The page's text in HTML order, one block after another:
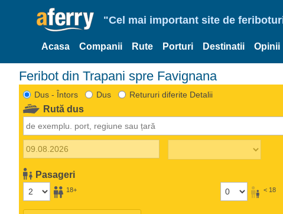
"Cel mai important site de
Acasa Companii Rute Porturi Destinatii Opinii
Feribot din Trapani spre Favignana
Dus - Întors Dus Retururi diferite Detalii
Rută dus
Pasageri
18+ < 18